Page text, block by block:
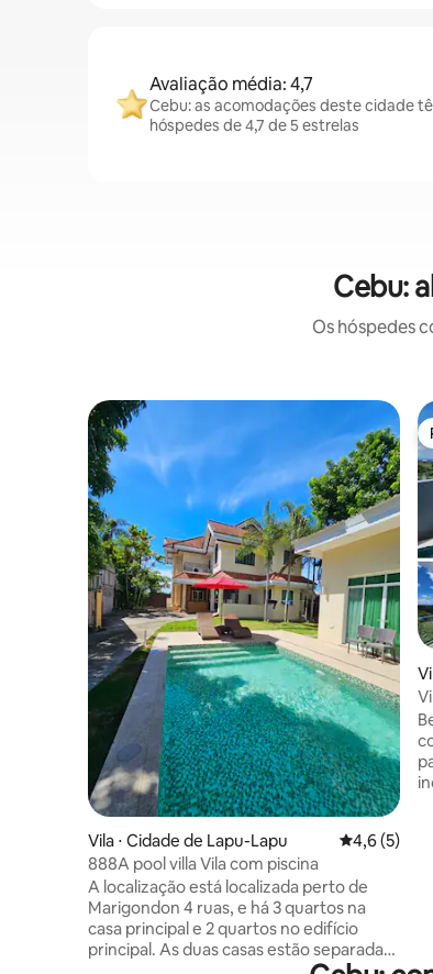
Avaliação média: 4,7
Cebu: as acomodações deste cidade
hóspedes de 4,7 de 5 estrelas
Cebu:
Os hóspedes
Vila ⋅ Cidade de Lapu-Lapu 4,6 de uma
4,6 (5)
888A pool villa Vila com piscina
A localização está localizada perto de
Marigondon 4 ruas, e há 3 quartos na
casa principal e 2 quartos no edifício
principal. As duas casas estão separadas,